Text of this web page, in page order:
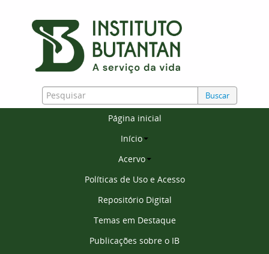
Buscar
Página inicial
Início
Acervo
Políticas de Uso e Acesso
Repositório Digital
Temas em Destaque
Publicações sobre o IB